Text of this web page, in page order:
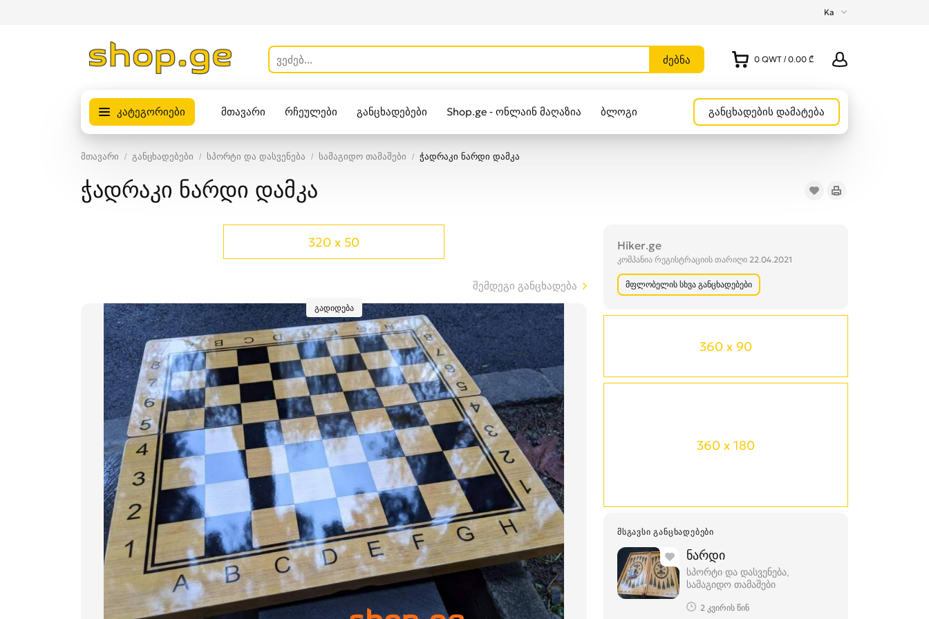
Ka
0 QWT / 0.00 ₾
კატეგორიები მთავარი რჩეულები განცხადებები Shop.ge - ონლაინ მაღაზია ბლოგი განცხადების დამატება
მთავარი განცხადებები სპორტი და დასვენება სამაგიდო თამაშები ჭადრაკი ნარდი დამკა
ჭადრაკი ნარდი დამკა
Hiker.ge
კომპანია რეგისტრაციის თარიღი 22.04.2021
მფლობელის სხვა განცხადებები
360 x 90
360 x 180
ᲛᲡᲒᲐᲕᲡᲘ ᲒᲐᲜᲪᲮᲐᲓᲔᲑᲔᲑᲘ
ნარდი
სპორტი და დასვენება,
სამაგიდო თამაშები
2 კვირის წინ
320 x 50
შემდეგი განცხადება
გადიდება